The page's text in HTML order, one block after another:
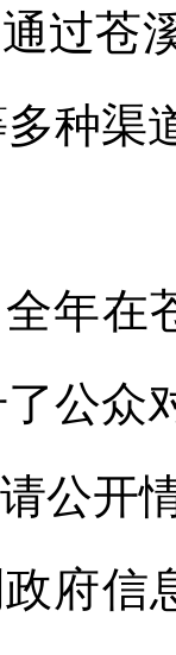
过苍
种渠
年在
公众
公开
府信